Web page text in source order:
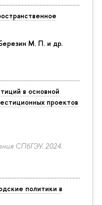
М. П. и др.
в основной
проектов
СПбГЭУ. 2024.
политики в